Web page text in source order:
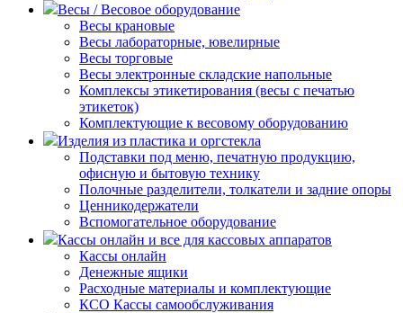
Весы / Весовое оборудование
Весы крановые
Весы лабораторные, ювелирные
Весы торговые
Весы электронные складские напольные
Комплексы этикетирования (весы с печатью
этикеток)
Комплектующие к весовому оборудованию
Изделия из пластика и оргстекла
Подставки под меню, печатную продукцию,
офисную и бытовую технику
Полочные разделители, толкатели и задние опоры
Ценникодержатели
Вспомогательное оборудование
Кассы онлайн и все для кассовых аппаратов
Кассы онлайн
Денежные ящики
Расходные материалы и комплектующие
КСО Кассы самообслуживания